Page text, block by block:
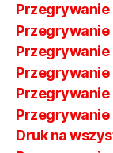
Przegrywanie
Przegrywanie
Przegrywanie
Przegrywanie
Przegrywanie
Przegrywanie
Druk na